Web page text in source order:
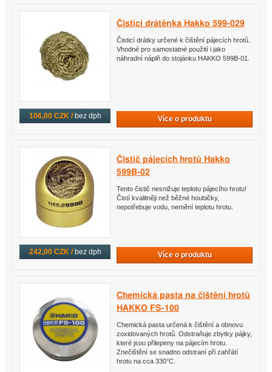
106,00 CZK /bez dph
Čistící drátěnka Hakko 599-029
Čisticí drátky určené k čištění pájecích hrotů.
Vhodné pro samostatné použití i jako
náhradní náplň do stojánku HAKKO 599B-01.
Více o produktu
242,00 CZK /bez dph
Čistič pájecích hrotů Hakko
599B-02
Tento čistič nesnižuje teplotu pájecího hrotu!
Čistí kvalitněji než běžné houbičky,
nepotřebuje vodu, nemění teplotu hrotu.
Více o produktu
Chemická pasta na čištění hrotů
HAKKO FS-100
Chemická pasta určená k čištění a obnovu
zoxidovaných hrotů. Odstraňuje zbytky pájky,
které jsou přilepeny na pájecím hrotu.
Znečištění se snadno odstraní při zahřátí
hrotu na cca 330°C.